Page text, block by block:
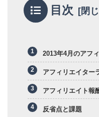
目次
2013年4月のアフ
アフィリエイター
アフィリエイト報
反省点と課題